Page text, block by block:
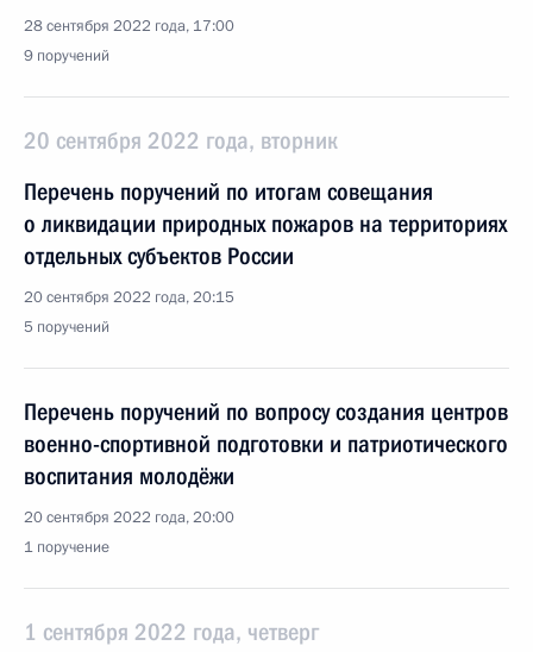
28 сентября 2022 года, 17:00
9 поручений
20 сентября 2022 года, вторник
Перечень поручений по итогам совещания
о ликвидации природных пожаров на территориях
отдельных субъектов России
20 сентября 2022 года, 20:15
5 поручений
Перечень поручений по вопросу создания центров
военно-спортивной подготовки и патриотического
воспитания молодёжи
20 сентября 2022 года, 20:00
1 поручение
1 сентября 2022 года, четверг